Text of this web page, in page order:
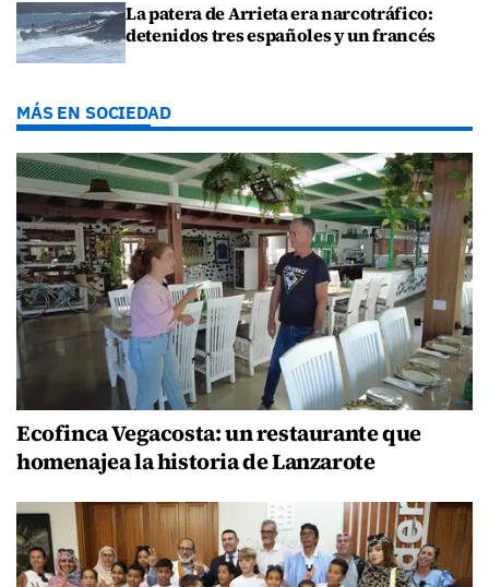
La patera de Arrieta era narcotráfico:
detenidos tres españoles y un francés
MÁS EN SOCIEDAD
Ecofinca Vegacosta: un restaurante que
homenajea la historia de Lanzarote